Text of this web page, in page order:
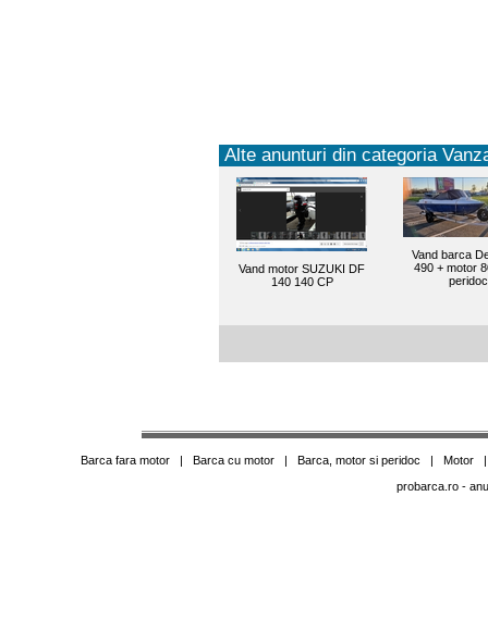
Alte anunturi din categoria
Vand motor SUZUKI DF
140 140 CP
Vand barca
490 + motor
peridoc
Barca fara motor| Barca cu motor| Barca, motor si peridoc | Motor
probarca.ro-